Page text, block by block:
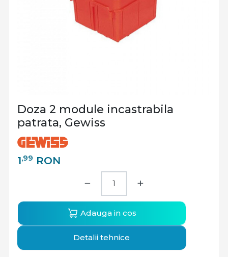
Doza 2 module incastrabila
patrata, Gewiss
1,99 RON
− +
Adauga in cos
Detalii tehnice